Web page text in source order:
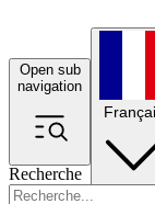
Open sub
navigation
Recherche